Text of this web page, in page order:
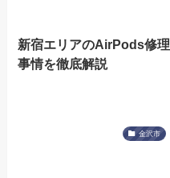
新宿エリアのAirPods修理
事情を徹底解説
金沢市